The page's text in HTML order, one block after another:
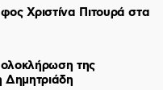
Χριστίνα Πιτουρά στα
της
Δημητριάδη